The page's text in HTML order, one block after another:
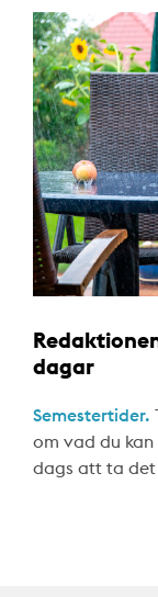
dagar
Semestertider.
om vad du
dags att ta det